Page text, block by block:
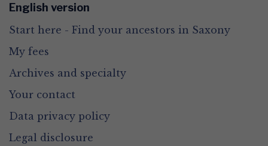
English version
Start here - Find your ancestors in Saxony
My fees
Archives and specialty
Your contact
Data privacy policy
Legal disclosure